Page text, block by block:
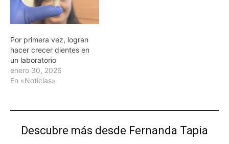
Por primera vez, logran
hacer crecer dientes en
un laboratorio
enero 30, 2026
En «Noticias»
Descubre más desde Fernanda Tapia